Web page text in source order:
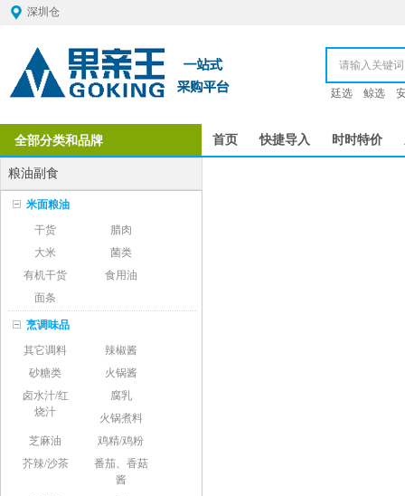
深圳仓
廷选 鲸选
全部分类和品牌 首页 快捷导入 时时特价
粮油副食
米面粮油
干货
腊肉
大米
菌类
有机干货
食用油
面条
烹调味品
其它调料
辣椒酱
砂糖类
火锅酱
卤水汁/红
烧汁
腐乳
火锅煮料
芝麻油
鸡精/鸡粉
芥辣/沙茶
番茄、香菇
酱